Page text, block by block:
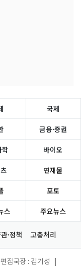
국제
금융·증권
학 바이오
연재물
포토
스 주요뉴스
·정책 고충처리
편집국장 : 김기성